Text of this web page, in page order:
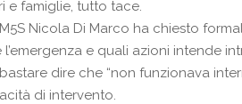
e famiglie, tutto tace.
Nicola Di Marco ha chiesto
e quali azioni intende
dire che “non funzionava
di intervento.